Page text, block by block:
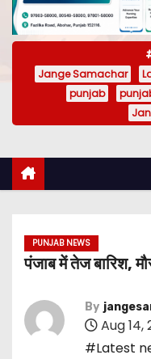
Jange Samachar
punjab
PUNJAB NEWS
पंजाब में तेज बारिश,
By
Aug 14,
#Latest